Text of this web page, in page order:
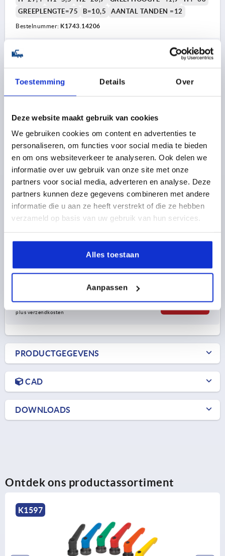
Toestemming Details Over
Deze website maakt gebruik van cookies
We gebruiken cookies om content en advertenties te
personaliseren, om functies voor social media te bieden
en om ons websiteverkeer te analyseren. Ook delen we
informatie over uw gebruik van onze site met onze
partners voor social media, adverteren en analyse. Deze
partners kunnen deze gegevens combineren met andere
informatie die u aan ze heeft verstrekt of die ze hebben
verzameld op basis van uw gebruik van hun services.
Alles toestaan
Aanpassen
GREEPLENGTE=75
B=10,5 AANTAL TANDEN =12
Bestelnummer: K1743.14206
12,21 €
excl. BTW
DETAILS
K1743
KLEMHEFBOOM METAAL-DETECTEERBAAR GR.2 M08,
POLYAMIDE ANTRACIETGRIJS RAL7021, BEST:RVS
KLEUR BASISLICHAAM=ANTRACIETGRIJS RAL 7021
SCHROEFDRAAD=M8
DRAADDIEPTE=9
B=10,5 AANTAL TANDEN =12
Bestelnummer:K1743.14208
plus verzendkosten
DETAILS
PRODUCTGEGEVENS
CAD
DOWNLOADS
Ontdek ons productassortiment
K1597